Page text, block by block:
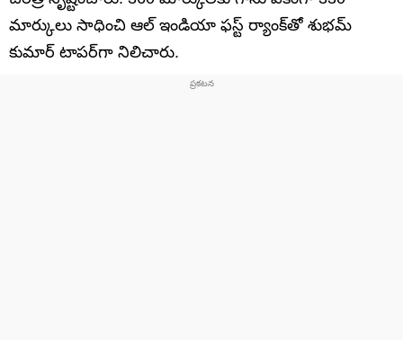
మార్కులు సాధించి ఆల్ ఇండియా ఫస్ట్ ర్యాంక్‌తో శుభమ్
కుమార్ టాపర్‌గా నిలిచారు.